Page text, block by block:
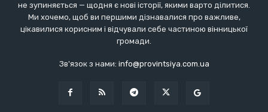
не зупиняється — щодня є нові історії, якими варто ділитися.
Ми хочемо, щоб ви першими дізнавалися про важливе,
цікавилися корисним і відчували себе частиною вінницької
громади.
Зв'язок з нами: info@provintsiya.com.ua